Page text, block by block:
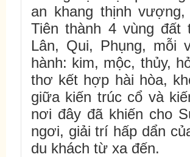
an khang thịnh
Tiên thành 4 vùng đất
Lân, Qui, Phụng, mỗi
hành: kim, mộc, thủy,
thơ kết hợp hài hòa,
giữa kiến trúc cổ và
nơi đây đã khiến cho
ngơi, giải trí hấp dẩn
du khách từ xa đến.